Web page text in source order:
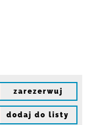
zarezerwuj
dodaj do listy